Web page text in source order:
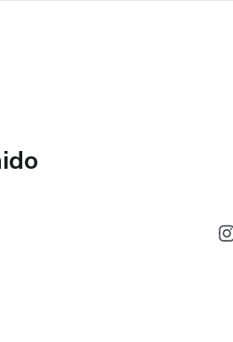
automático” o “todo depende de